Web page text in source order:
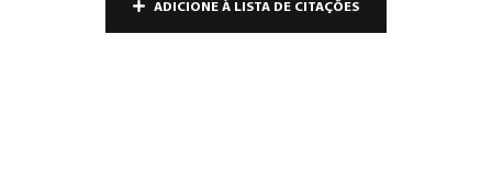
ADICIONE À LISTA DE CITAÇÕES